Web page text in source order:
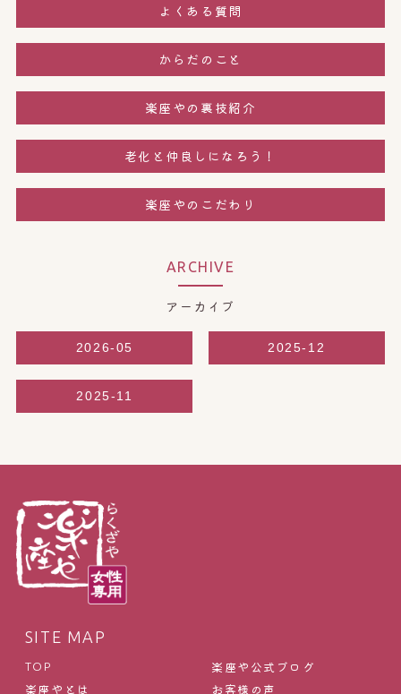
よくある質問
からだのこと
楽座やの裏技紹介
老化と仲良しになろう！
楽座やのこだわり
ARCHIVE
アーカイブ
2026-05 2025-12
2025-11
SITE MAP
TOP
楽座やとは
楽座や公式ブログ
お客様の声